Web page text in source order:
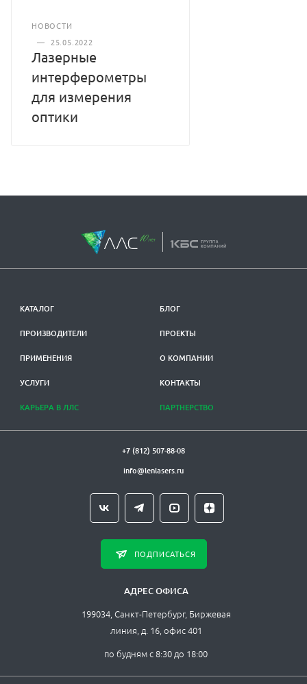
НОВОСТИ
—
25.05.2022
Лазерные
интерферометры
для измерения
оптики
КАТАЛОГ
ПРОИЗВОДИТЕЛИ
ПРИМЕНЕНИЯ
УСЛУГИ
КАРЬЕРА В ЛЛС
БЛОГ
ПРОЕКТЫ
О КОМПАНИИ
КОНТАКТЫ
ПАРТНЕРСТВО
+7 (812) 507-88-08
info@lenlasers.ru
ПОДПИСАТЬСЯ
АДРЕС ОФИСА
199034, Санкт-Петербург, Биржевая
линия, д. 16, офис 401
по будням с 8:30 до 18:00